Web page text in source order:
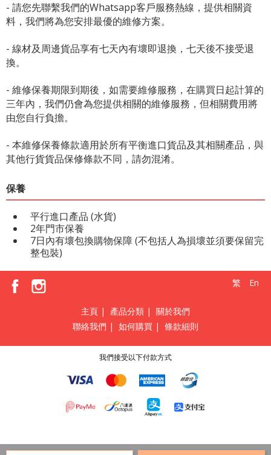
- 請您先聯繫我們的Whatsapp客戶服務熱線 ，提供相關資
料，我們將為您安排最優的維修方案。
- 線材及周邊貨品享有七天內有壞即退換，七天後不接受退
換。
- 維修保養期限到期後，如需要維修服務，在購買日起計算的
三年內，我們仍會為您提供相關的維修服務，但相關費用將
由您自行負擔。
- 本維修保養條款適用於所有平衡進口貨品及其相關產品，與
其他行貨貨品保修條款不同，請勿混淆。
保養
平行進口產品 (水貨)
2年門市保養
7日內有壞包換購物保障 (不包括人為損壞並須要保留完
整包裝)
繁 En
主頁 | 產品分類 | 關於我們
聯絡我們 | 如何購買 | 條款細則
我們接受以下付款方式